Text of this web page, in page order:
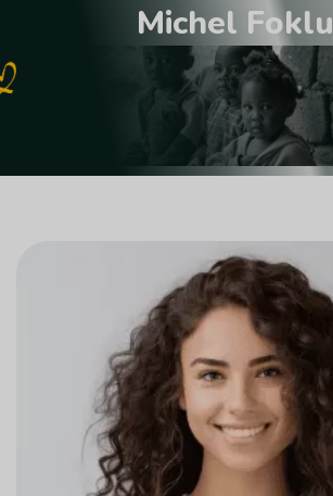
Michel Foklu